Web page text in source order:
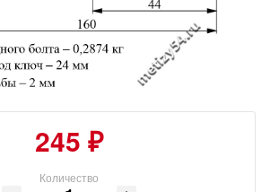
245 ₽
Количество